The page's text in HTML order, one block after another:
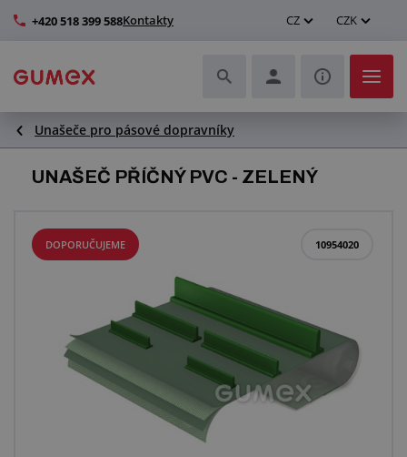
+420 518 399 588Kontakty CZ CZK
Hadice a jejich kompletace
Profily a výroba těsnění
Technické plasty
Dopravníkové pásy a montáž
Zlepšení pracovního prostředí
Další pryžové a plastové výrobky
Unašeče pro pásové dopravníky
UNAŠEČ PŘÍČNÝ PVC - ZELENÝ
10954020
DOPORUČUJEME